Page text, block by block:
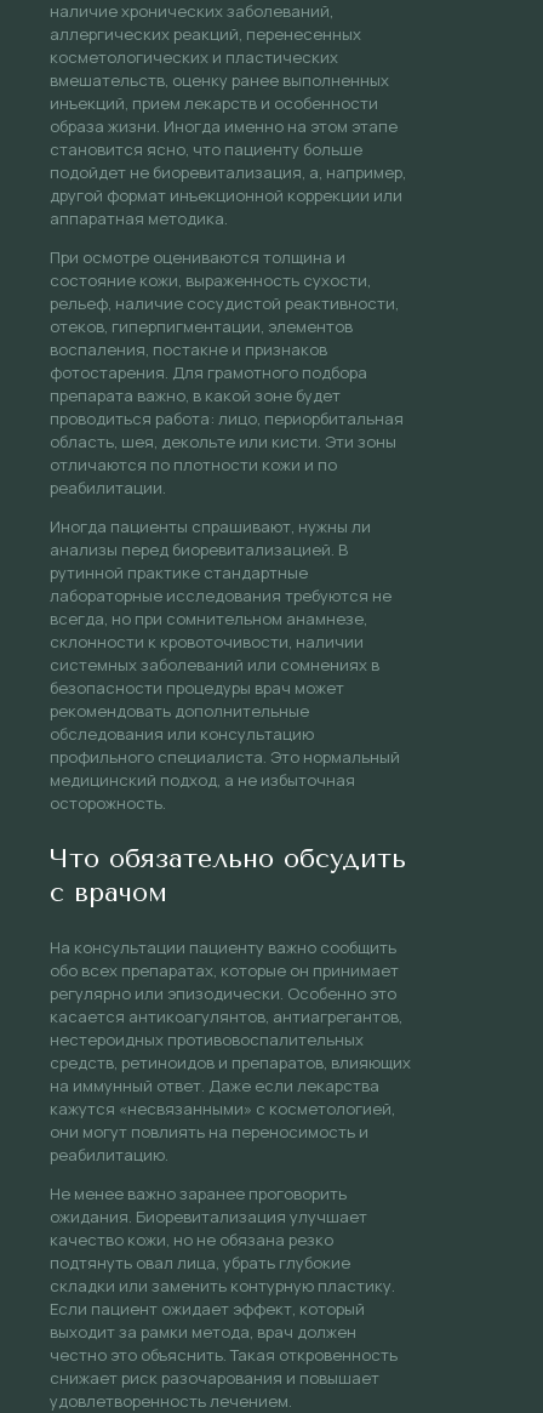
наличие хронических заболеваний,
аллергических реакций, перенесенных
косметологических и пластических
вмешательств, оценку ранее выполненных
инъекций, прием лекарств и особенности
образа жизни. Иногда именно на этом этапе
становится ясно, что пациенту больше
подойдет не биоревитализация, а, например,
другой формат инъекционной коррекции или
аппаратная методика.
При осмотре оцениваются толщина и
состояние кожи, выраженность сухости,
рельеф, наличие сосудистой реактивности,
отеков, гиперпигментации, элементов
воспаления, постакне и признаков
фотостарения. Для грамотного подбора
препарата важно, в какой зоне будет
проводиться работа: лицо, периорбитальная
область, шея, декольте или кисти. Эти зоны
отличаются по плотности кожи и по
реабилитации.
Иногда пациенты спрашивают, нужны ли
анализы перед биоревитализацией. В
рутинной практике стандартные
лабораторные исследования требуются не
всегда, но при сомнительном анамнезе,
склонности к кровоточивости, наличии
системных заболеваний или сомнениях в
безопасности процедуры врач может
рекомендовать дополнительные
обследования или консультацию
профильного специалиста. Это нормальный
медицинский подход, а не избыточная
осторожность.
Что обязательно обсудить
с врачом
На консультации пациенту важно сообщить
обо всех препаратах, которые он принимает
регулярно или эпизодически. Особенно это
касается антикоагулянтов, антиагрегантов,
нестероидных противовоспалительных
средств, ретиноидов и препаратов, влияющих
на иммунный ответ. Даже если лекарства
кажутся «несвязанными» с косметологией,
они могут повлиять на переносимость и
реабилитацию.
Не менее важно заранее проговорить
ожидания. Биоревитализация улучшает
качество кожи, но не обязана резко
подтянуть овал лица, убрать глубокие
складки или заменить контурную пластику.
Если пациент ожидает эффект, который
выходит за рамки метода, врач должен
честно это объяснить. Такая откровенность
снижает риск разочарования и повышает
удовлетворенность лечением.